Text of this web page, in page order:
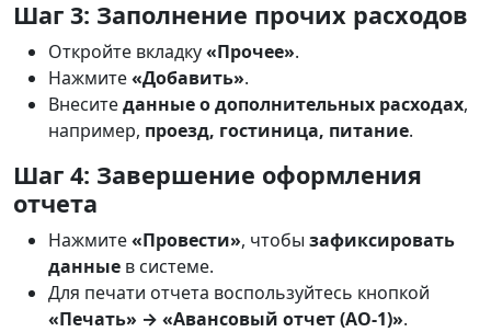
Шаг 3: Заполнение прочих расходов
Откройте вкладку«Прочее».
Нажмите«Добавить».
Внеситеданные о дополнительных расходах,
например, проезд, гостиница, питание.
Шаг 4: Завершение оформления
отчета
Нажмите«Провести», чтобы зафиксировать
данные в системе.
Для печати отчета воспользуйтесь кнопкой
«Печать» → «Авансовый отчет (АО-1)».